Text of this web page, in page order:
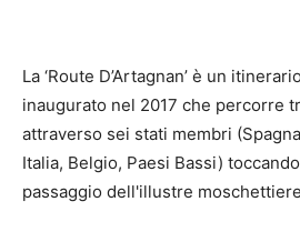
La ‘Route D’Artagnan’ è un
inaugurato nel 2017 che percorre
attraverso sei stati membri
Italia, Belgio, Paesi Bassi)
passaggio dell'illustre